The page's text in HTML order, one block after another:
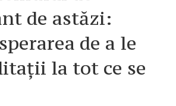
de astăzi:
de a le
la tot ce se